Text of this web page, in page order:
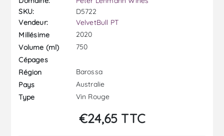
SKU:
D5722
Vendeur:
VelvetBull PT
Millésime
2020
Volume (ml)
750
Cépages
Région
Barossa
Pays
Australie
Type
Vin Rouge
€24,65 TTC